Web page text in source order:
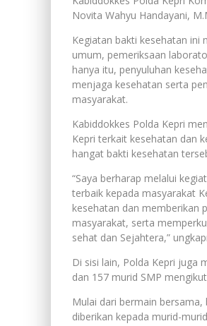
Novita Wahyu Handayani,
Kegiatan bakti kesehatan ini
umum, pemeriksaan
hanya itu, penyuluhan
menjaga kesehatan serta
masyarakat.
Kabiddokkes Polda Kepri
Kepri terkait kesehatan dan
hangat bakti kesehatan
“Saya berharap melalui
terbaik kepada masyarakat
kesehatan dan memberikan
masyarakat, serta
sehat dan Sejahtera,”
Di sisi lain, Polda Kepri juga
dan 157 murid SMP
Mulai dari bermain
diberikan kepada murid-